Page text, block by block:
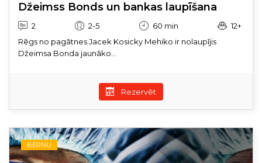
Džeimss Bonds un bankas laupīšana
2 2-5 60 min
12+
Rēgs no pagātnes Jacek Kosicky Mehiko ir nolaupījis
Džeimsa Bonda jaunāko...
Rezervēt
BĒRNU